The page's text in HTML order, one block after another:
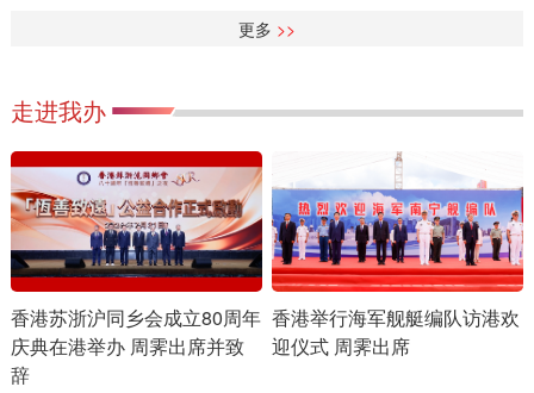
更多 >>
走进我办
香港苏浙沪同乡会成立80周年
庆典在港举办 周霁出席并致
辞
香港举行海军舰艇编队访港欢
迎仪式 周霁出席